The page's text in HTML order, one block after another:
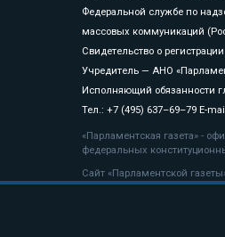
Федеральной службе по
массовых коммуникаций
Свидетельство о
Учредитель — АНО
Исполняющий обязанности
Тел.: +7 (495) 637–69–79 E-
«Парламентская газета» -
федеральных
Сайт «Парламентской
«Парламентской газеты»